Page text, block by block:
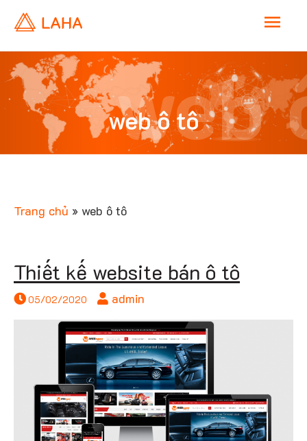
M
a
i
n
web
web ô tô
Trang chủ » web ô tô
Thiết kế website bán ô tô
05/02/2020 admin